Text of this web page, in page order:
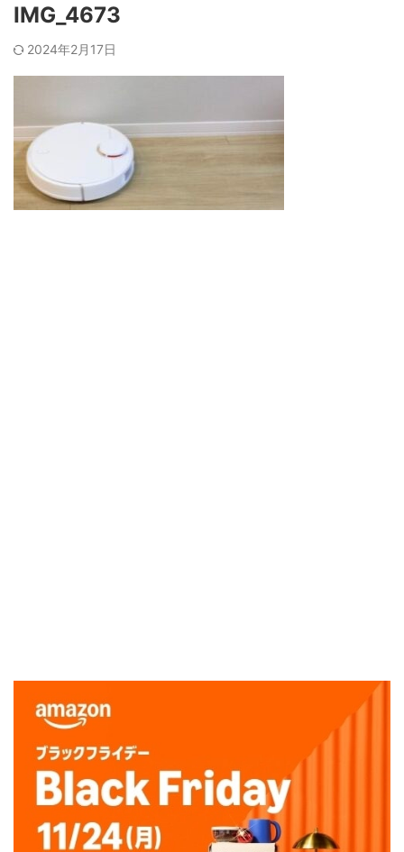
IMG_4673
2024年2月17日